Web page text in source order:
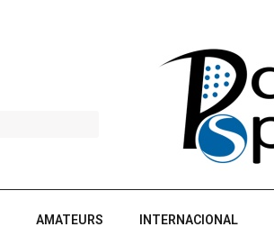
AMATEURS INTERNACIONAL